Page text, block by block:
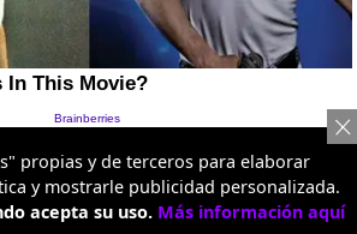
propias y de terceros para elaborar
y mostrarle publicidad personalizada.
acepta su uso. Más información aquí